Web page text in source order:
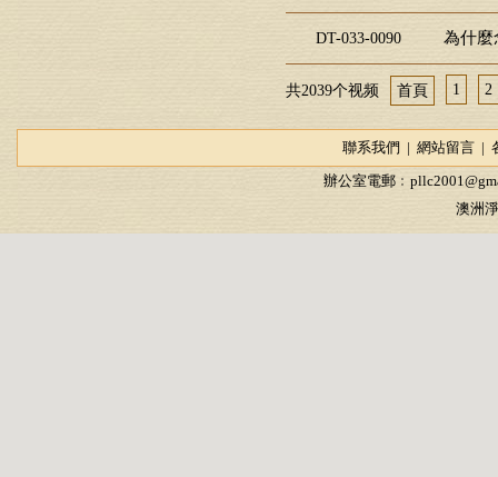
DT-033-0090 為什麼
共2039个视频 首頁 1 2
聯系我們 | 網站留言|
辦公室電郵﹕
澳洲